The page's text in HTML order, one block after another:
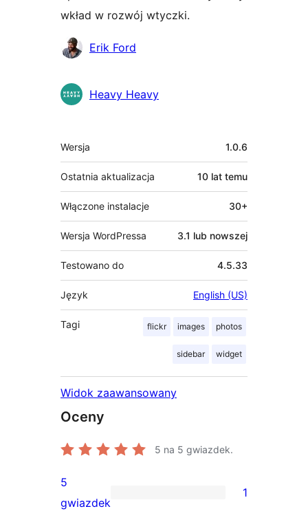
wkład w rozwój wtyczki.
Zaangażowani
Erik Ford
Heavy Heavy
Meta
Wersja 1.0.6
Ostatnia aktualizacja 10 lat temu
Włączone instalacje 30+
Wersja WordPressa 3.1 lub nowszej
Testowano do 4.5.33
Język English (US)
Tagi flickr images photos
sidebar widget
Widok zaawansowany
Oceny
5 na 5 gwiazdek.
1
5
gwiazdek
1